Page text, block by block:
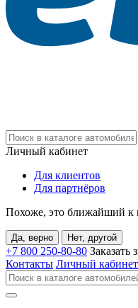
Личный кабинет
Для клиентов
Для партнёров
Похоже, это ближайший к
Да, верно Нет, другой
+7 800 250-80-80 Заказать
Контакты Личный кабинет